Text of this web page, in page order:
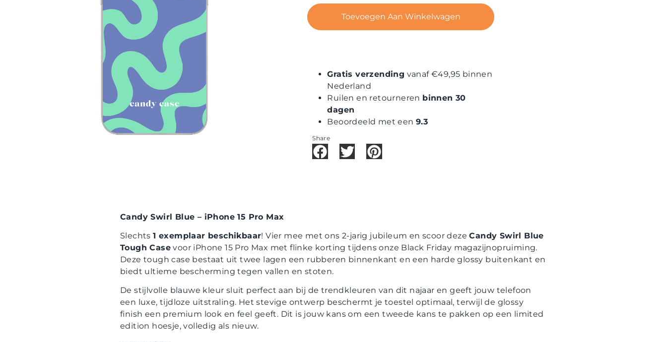
Toevoegen Aan Winkelwagen
Gratis verzending vanaf €49,95 binnen
Nederland
Ruilen en retourneren binnen 30
dagen
Beoordeeld met een9.3
Share
Candy Swirl Blue – iPhone 15 Pro Max
Slechts1 exemplaar beschikbaar! Vier mee met ons 2-jarig jubileum en scoor dezeCandy Swirl Blue
Tough Case voor iPhone 15 Pro Max met flinke korting tijdens onze Black Friday magazijnopruiming.
Deze tough case bestaat uit twee lagen een rubberen binnenkant en een harde glossy buitenkant en
biedt ultieme bescherming tegen vallen en stoten.
De stijlvolle blauwe kleur sluit perfect aan bij de trendkleuren van dit najaar en geeft jouw telefoon
een luxe, tijdloze uitstraling. Het stevige ontwerp beschermt je toestel optimaal, terwijl de glossy
finish een premium look en feel geeft. Dit is jouw kans om een tweede kans te pakken op een limited
edition hoesje, volledig als nieuw.